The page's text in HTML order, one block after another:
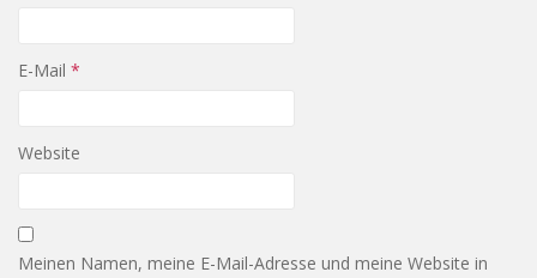
E-Mail *
Website
Meinen Namen, meine E-Mail-Adresse und meine Website in